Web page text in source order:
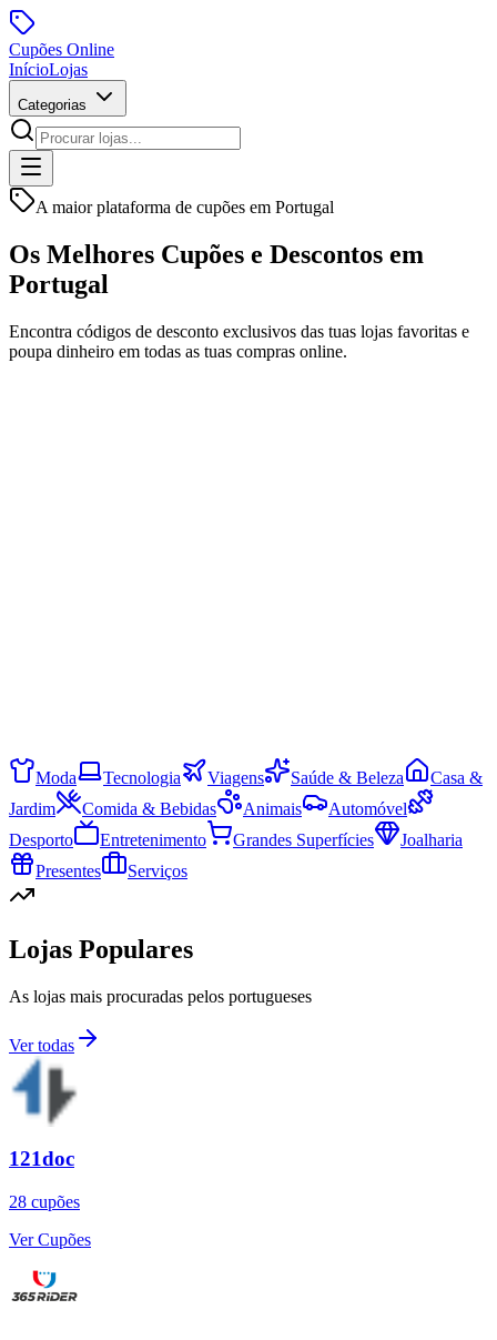
Cupões Online
InícioLojas
Categorias
A maior plataforma de cupões em Portugal
Os Melhores Cupões e Descontos em
Portugal
Encontra códigos de desconto exclusivos das tuas lojas favoritas e
poupa dinheiro em todas as tuas compras online.
Moda Tecnologia Viagens Saúde & Beleza
Casa &
Jardim
Comida & Bebidas Animais
Automóvel
Desporto
Entretenimento Grandes Superfícies
Joalharia
Presentes
Serviços
Lojas Populares
As lojas mais procuradas pelos portugueses
Ver todas
121doc
28 cupões
Ver Cupões